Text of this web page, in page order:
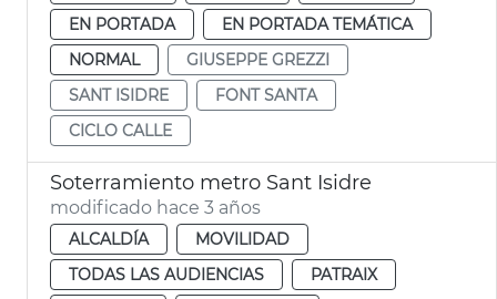
EN PORTADA
EN PORTADA TEMÁTICA
NORMAL
GIUSEPPE GREZZI
SANT ISIDRE
FONT SANTA
CICLO CALLE
Soterramiento metro Sant Isidre
modificado hace 3 años
ALCALDÍA
MOVILIDAD
TODAS LAS AUDIENCIAS
PATRAIX